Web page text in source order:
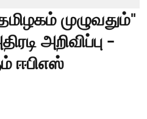
முழுவதும்"
அறிவிப்பு -
ஈபிஎஸ்